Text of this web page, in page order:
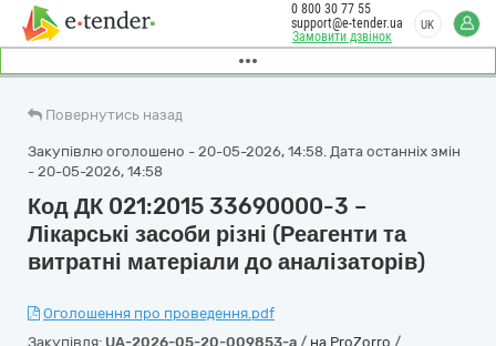
Замовити дзвінок
0 800 30 77 55
support@e-tender.ua
UK
Повернутись назад
Закупівлю оголошено - 20-05-2026, 14:58. Дата останніх змін
- 20-05-2026, 14:58
Код ДК 021:2015 33690000-3 –
Лікарські засоби різні (Реагенти та
витратні матеріали до аналізаторів)
Оголошення про проведення.pdf
Закупівля: UA-2026-05-20-009853-a / на ProZorro /